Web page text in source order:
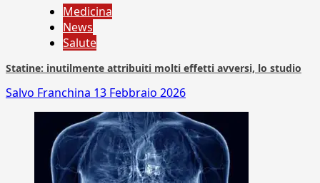
Medicina
News
Salute
Statine: inutilmente attribuiti molti effetti avversi, lo studio
Salvo Franchina 13 Febbraio 2026